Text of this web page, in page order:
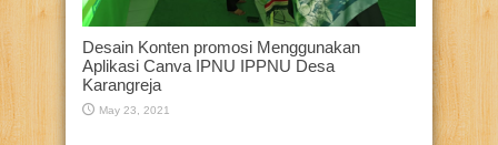
Desain Konten promosi Menggunakan
Aplikasi Canva IPNU IPPNU Desa
Karangreja
May 23, 2021